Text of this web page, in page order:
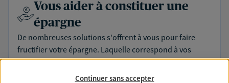
Vous aider à constituer une
épargne
De nombreuses solutions s'offrent à vous pour faire
fructifier votre épargne. Laquelle correspond à vos
objectifs ? Rien ne remplace les conseils d'un expert :
Assurance vie, PER, Livret… Faisons le point ensemble !
Continuer sans accepter